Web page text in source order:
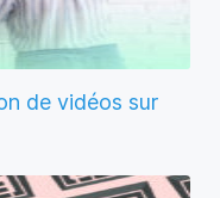
de vidéos sur